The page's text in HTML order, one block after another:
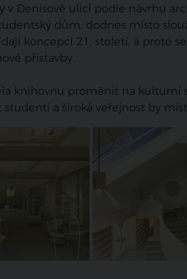
v Denisově ulici podle návrhu
dům, dodnes místo
koncepci 21. století, a proto
přístavby.
knihovnu proměnit na kulturní
a široká veřejnost by